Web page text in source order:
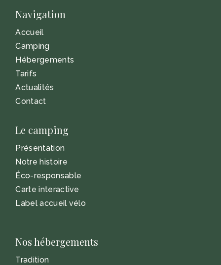
Navigation
Accueil
Camping
Hébergements
Tarifs
Actualités
Contact
Le camping
Présentation
Notre histoire
Éco-responsable
Carte interactive
Label accueil vélo
Nos hébergements
Tradition